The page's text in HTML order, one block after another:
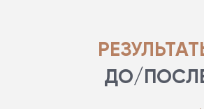
ДО/